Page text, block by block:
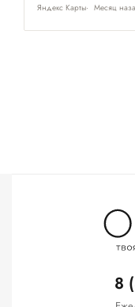
Яндекс Карты Месяц
8